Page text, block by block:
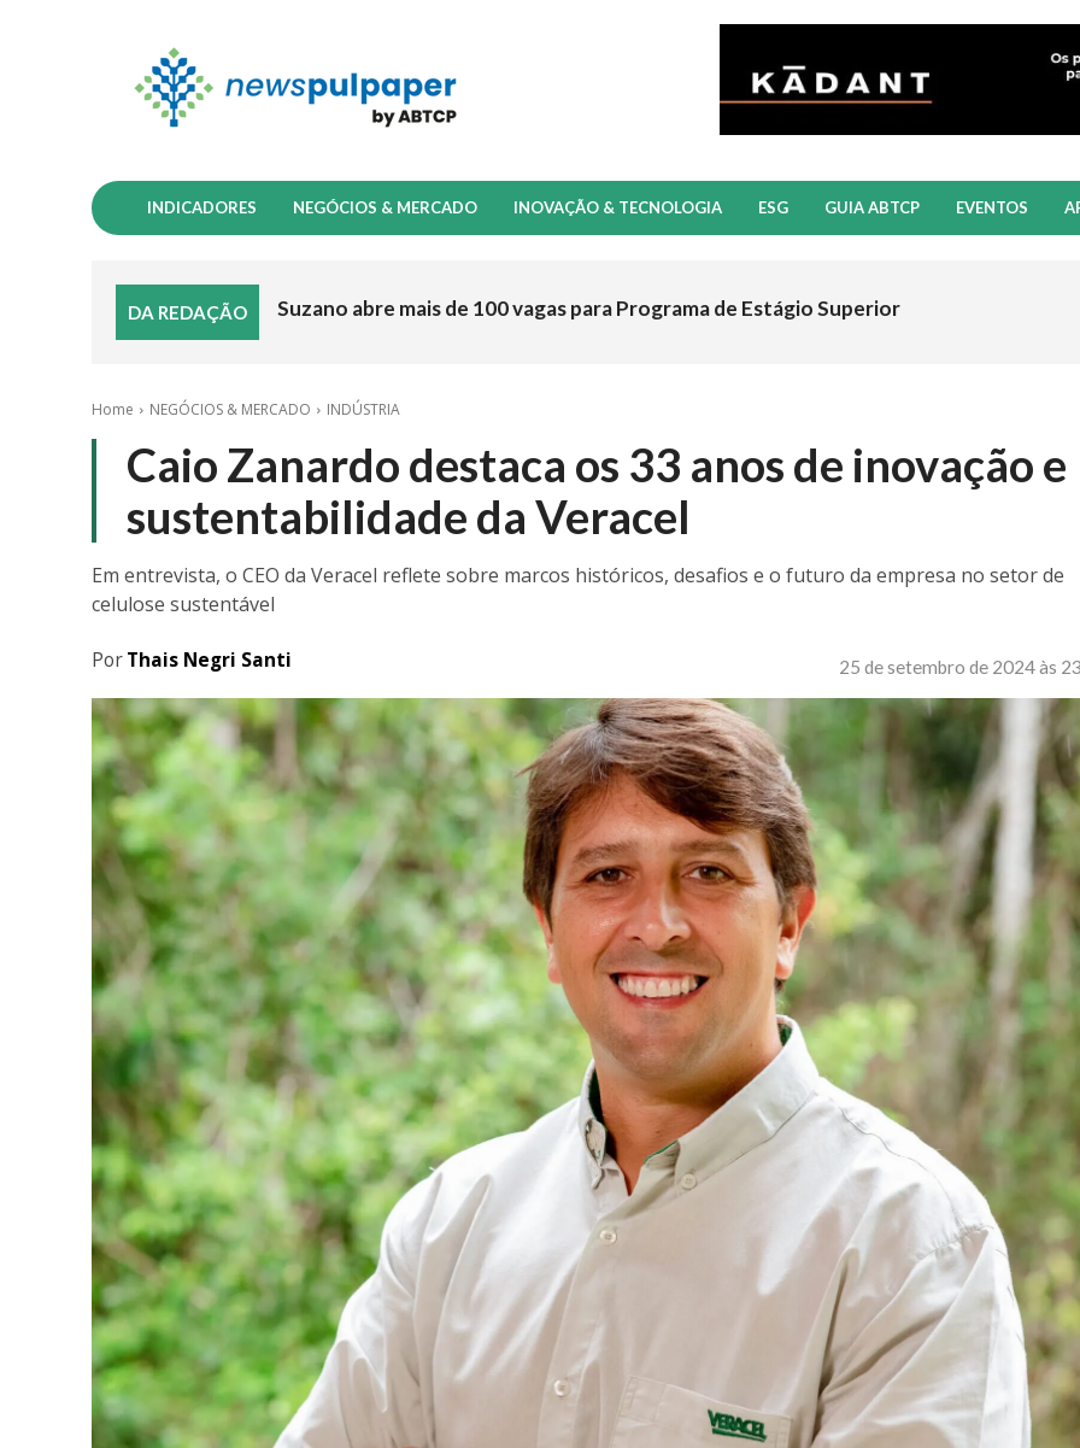
INDICADORES NEGÓCIOS & MERCADO INOVAÇÃO & TECNOLOGIA ESG GUIA ABTCP EVENTOS
DA REDAÇÃO Suzano abre mais de 100 vagas para Programa de Estágio Superior
Home NEGÓCIOS & MERCADO INDÚSTRIA
Caio Zanardo destaca os 33 anos de inovação e
sustentabilidade da Veracel
Em entrevista, o CEO da Veracel reflete sobre marcos históricos, desafios e o futuro da empresa no setor de
celulose sustentável
PorThais Negri Santi 25 de setembro de 2024 às